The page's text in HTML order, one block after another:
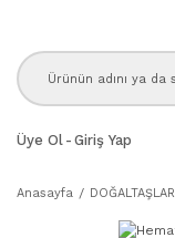
Üye Ol - Giriş Yap
Anasayfa DOĞALTAŞLAR